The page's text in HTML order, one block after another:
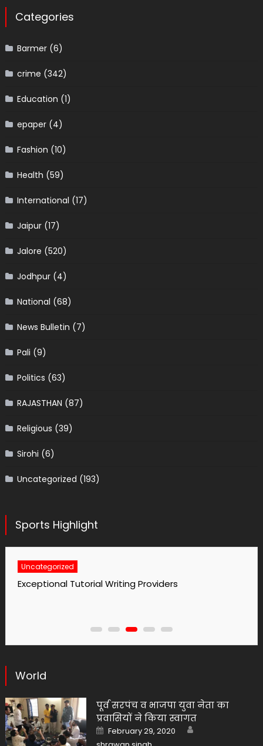
Categories
Barmer(6)
crime (342)
Education (1)
epaper(4)
Fashion (10)
Health (59)
International (17)
Jaipur(17)
Jalore (520)
Jodhpur(4)
National (68)
News Bulletin (7)
Pali (9)
Politics (63)
RAJASTHAN (87)
Religious (39)
Sirohi (6)
Uncategorized (193)
Sports Highlight
Uncategorized
No1 Essay Writing Service Grabmyessay Com
World
पूर्व सरपंच व भाजपा युवा नेता का
प्रवासियों ने किया स्वागत
Posted
on
February 29, 2020